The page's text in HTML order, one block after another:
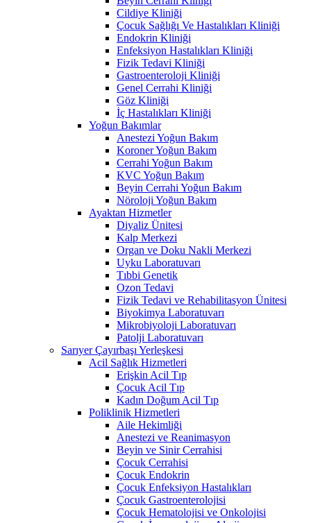
Cildiye Kliniği
Çocuk Sağlığı Ve Hastalıkları Kliniği
Endokrin Kliniği
Enfeksiyon Hastalıkları Kliniği
Fizik Tedavi Kliniği
Gastroenteroloji Kliniği
Genel Cerrahi Kliniği
Göz Kliniği
İç Hastalıkları Kliniği
Yoğun Bakımlar
Anestezi Yoğun Bakım
Koroner Yoğun Bakım
Cerrahi Yoğun Bakım
KVC Yoğun Bakım
Beyin Cerrahi Yoğun Bakım
Nöroloji Yoğun Bakım
Ayaktan Hizmetler
Diyaliz Ünitesi
Kalp Merkezi
Organ ve Doku Nakli Merkezi
Uyku Laboratuvarı
Tıbbi Genetik
Ozon Tedavi
Fizik Tedavi ve Rehabilitasyon Ünitesi
Biyokimya Laboratuvarı
Mikrobiyoloji Laboratuvarı
Patolji Laboratuvarı
Sarıyer Çayırbaşı Yerleşkesi
Acil Sağlık Hizmetleri
Erişkin Acil Tıp
Çocuk Acil Tıp
Kadın Doğum Acil Tıp
Poliklinik Hizmetleri
Aile Hekimliği
Anestezi ve Reanimasyon
Beyin ve Sinir Cerrahisi
Çocuk Cerrahisi
Çocuk Endokrin
Çocuk Enfeksiyon Hastalıkları
Çocuk Gastroenterolojisi
Çocuk Hematolojisi ve Onkolojisi